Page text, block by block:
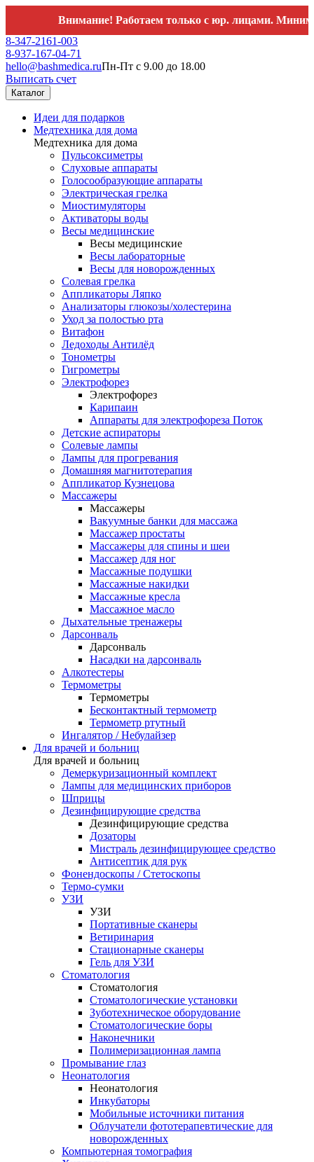
Внимание! Работаем только с юр. лицами.
8-347-2161-003
8-937-167-04-71
hello@bashmedica.ruПн-Пт с 9.00 до 18.00
Выписать счет
Каталог
Идеи для подарков
Медтехника для дома
Медтехника для дома
Пульсоксиметры
Слуховые аппараты
Голосообразующие аппараты
Электрическая грелка
Миостимуляторы
Активаторы воды
Весы медицинские
Весы медицинские
Весы лабораторные
Весы для новорожденных
Солевая грелка
Аппликаторы Ляпко
Анализаторы глюкозы/холестерина
Уход за полостью рта
Витафон
Ледоходы Антилёд
Тонометры
Гигрометры
Электрофорез
Электрофорез
Карипаин
Аппараты для электрофореза Поток
Детские аспираторы
Солевые лампы
Лампы для прогревания
Домашняя магнитотерапия
Аппликатор Кузнецова
Массажеры
Массажеры
Вакуумные банки для массажа
Массажер простаты
Массажеры для спины и шеи
Массажер для ног
Массажные подушки
Массажные накидки
Массажные кресла
Массажное масло
Дыхательные тренажеры
Дарсонваль
Дарсонваль
Насадки на дарсонваль
Алкотестеры
Термометры
Термометры
Бесконтактный термометр
Термометр ртутный
Ингалятор / Небулайзер
Для врачей и больниц
Для врачей и больниц
Демеркуризационный комплект
Лампы для медицинских приборов
Шприцы
Дезинфицирующие средства
Дезинфицирующие средства
Дозаторы
Мистраль дезинфицирующее средство
Антисептик для рук
Фонендоскопы / Стетоскопы
Термо-сумки
УЗИ
УЗИ
Портативные сканеры
Ветиринария
Стационарные сканеры
Гель для УЗИ
Стоматология
Стоматология
Стоматологические установки
Зуботехническое оборудование
Стоматологические боры
Наконечники
Полимеризационная лампа
Промывание глаз
Неонатология
Неонатология
Инкубаторы
Мобильные источники питания
Облучатели фототерапевтические для
новорожденных
Компьютерная томография